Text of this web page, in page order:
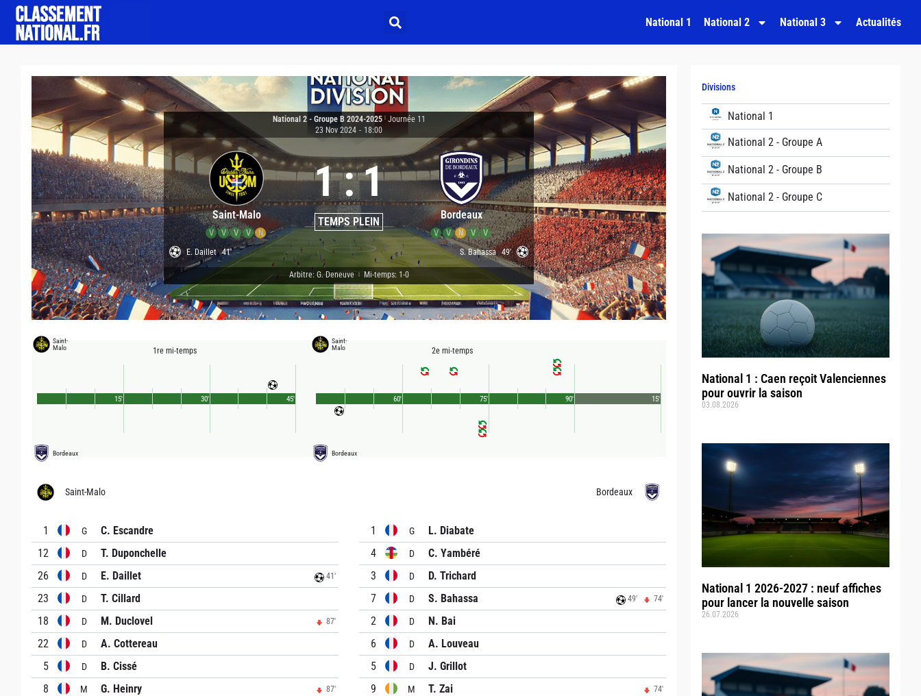
National 1 National 2 National 3 Actualités
Divisions
National 1
National 2 - Groupe A
National 2 - Groupe B
National 2 - Groupe C
National 1 : Caen reçoit Valenciennes
pour ouvrir la saison
03.08.2026
National 1 2026-2027 : neuf affiches
pour lancer la nouvelle saison
26.07.2026
National 2 - Groupe B 2024-2025
Journée 11
23 Nov 2024 - 18:00
Saint-Malo
V V V V N
1:1
TEMPS PLEIN Bordeaux
V V N V
V
E. Daillet
41' S. Bahassa 49'
Arbitre: G. Deneuve Mi-temps: 1-0
Saint-
Malo
1re mi-temps
Bordeaux
45'
15' 30'
Saint-
Malo
2e mi-temps
Bordeaux
90'
60' 75' 15'
Saint-Malo
1 G
C. Escandre
12
D
T. Duponchelle
26
D E. Daillet 41'
23 D
T. Cillard
18
D M. Duclovel 87'
22 D
A. Cottereau
5
D
B. Cissé
8
M G. Heinry 87'
Bordeaux
1 G
L. Diabate
4
D
C. Yambéré
3
D
D. Trichard
7
D S. Bahassa 49' 74'
2 D
N. Bai
6
D
A. Louveau
5
D
J. Grillot
9
M T. Zai 74'